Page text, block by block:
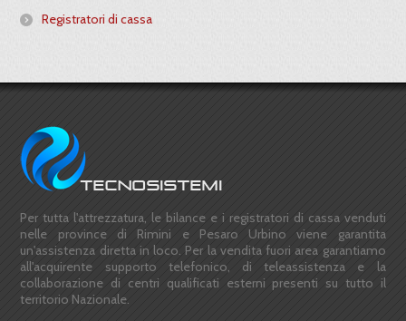
Registratori di cassa
Per tutta l'attrezzatura, le bilance e i registratori di cassa venduti
nelle province di Rimini e Pesaro Urbino viene garantita
un'assistenza diretta in loco. Per la vendita fuori area garantiamo
all'acquirente supporto telefonico, di teleassistenza e la
collaborazione di centri qualificati esterni presenti su tutto il
territorio Nazionale.